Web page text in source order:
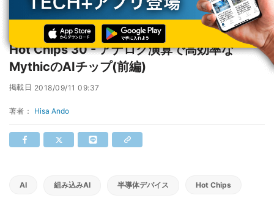
Hot Chips 30 - アナログ演算で高効率なMythicのAIチップ(前編)
Hot Chips 30 - アナログ演算で高効率な
MythicのAIチップ(前編)
掲載日 2018/09/11 09:37
著者： Hisa Ando
AI 組み込みAI 半導体デバイス Hot Chips